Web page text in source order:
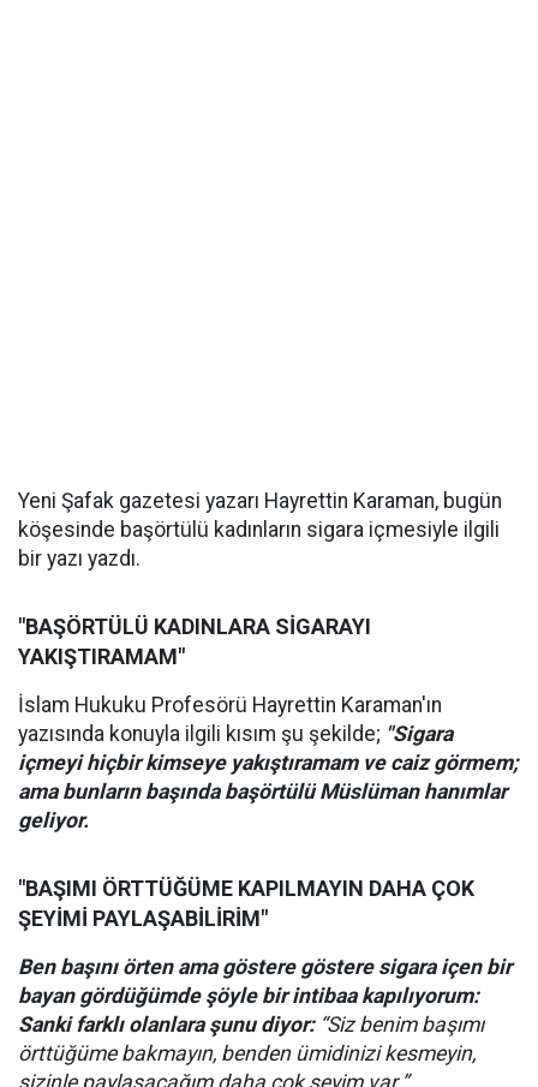
Yeni Şafak gazetesi yazarı Hayrettin Karaman, bugün
köşesinde başörtülü kadınların sigara içmesiyle ilgili
bir yazı yazdı.
"BAŞÖRTÜLÜ KADINLARA SİGARAYI
YAKIŞTIRAMAM"
İslam Hukuku Profesörü Hayrettin Karaman'ın
yazısında konuyla ilgili kısım şu şekilde; "Sigara
içmeyi hiçbir kimseye yakıştıramam ve caiz görmem;
ama bunların başında başörtülü Müslüman hanımlar
geliyor.
"BAŞIMI ÖRTTÜĞÜME KAPILMAYIN DAHA ÇOK
ŞEYİMİ PAYLAŞABİLİRİM"
Ben başını örten ama göstere göstere sigara içen bir
bayan gördüğümde şöyle bir intibaa kapılıyorum:
Sanki farklı olanlara şunu diyor:“Siz benim başımı
örttüğüme bakmayın, benden ümidinizi kesmeyin,
sizinle paylaşacağım daha çok şeyim var.”